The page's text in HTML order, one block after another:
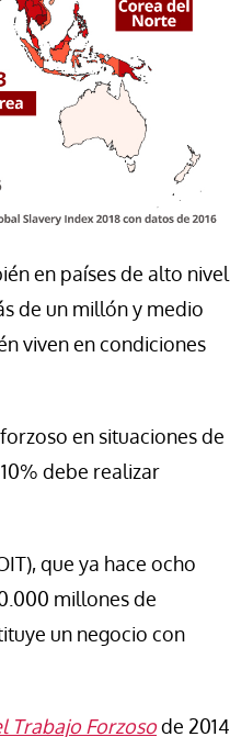
en países de alto nivel
de un millón y medio
viven en condiciones
en situaciones de
debe realizar
que ya hace ocho
millones de
un negocio con
Trabajo Forzosode 2014